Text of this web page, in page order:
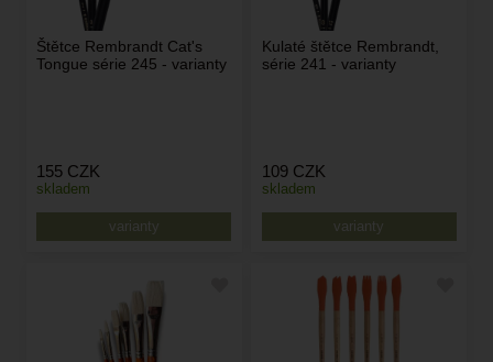
Štětce Rembrandt Cat's
Tongue série 245 - varianty
skladem
varianty
155 CZK
Kulaté štětce Rembrandt,
série 241 - varianty
skladem
varianty
109 CZK